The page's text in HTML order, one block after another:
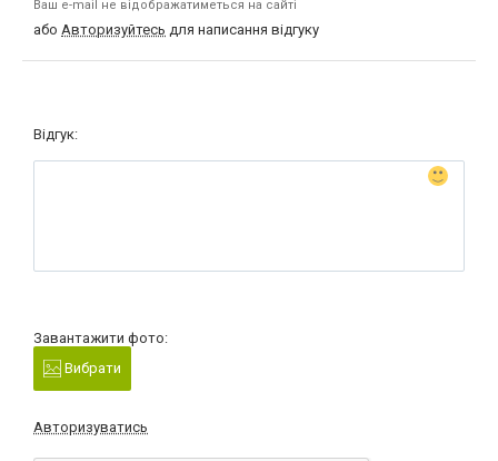
Ваш e-mail не відображатиметься на сайті
або Авторизуйтесь для написання відгуку
Відгук:
Завантажити фото:
Вибрати
Авторизуватись